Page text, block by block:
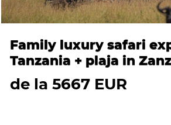
Family luxury safari
Tanzania + plaja in
de la 5667 EUR